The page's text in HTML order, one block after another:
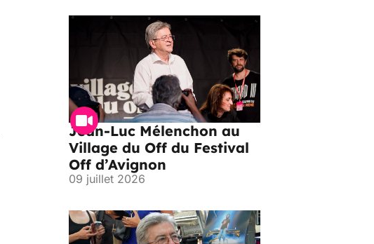
Jean-Luc Mélenchon au
Village du Off du Festival
Off d’Avignon
09 juillet 2026